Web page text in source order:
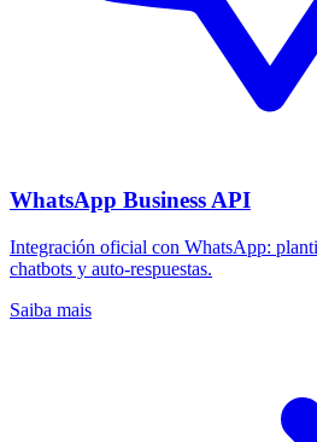
WhatsApp Business API
Integración oficial con WhatsApp:
chatbots y auto-respuestas.
Saiba mais